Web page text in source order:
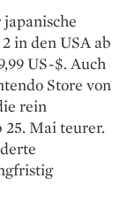
in den USA ab
US-$. Auch
Store von
rein
25. Mai teurer.